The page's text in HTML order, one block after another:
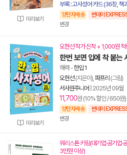
미리보기
부록 : 고사성어 카드 (36장, 책
양탄자배송 썬데이
변경
미리보기
오현선 작가 신작 + 1,000원
한번 보면 입에 착 붙는
해력 -한입 1
오현선(지은이), 파프리 (그림)
서사원주니어 2025년 09월
11,700원 (10% 할인 / 650원)
양탄자배송 썬데이
변경
워리스톤 키링(대기업·공기업·
3만원 이상)